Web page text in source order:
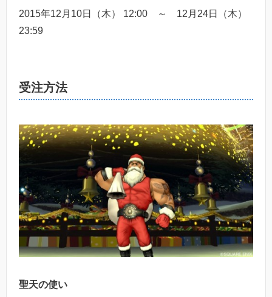
2015年12月10日（木） 12:00 ～ 12月24日（木）
23:59
受注方法
聖天の使い